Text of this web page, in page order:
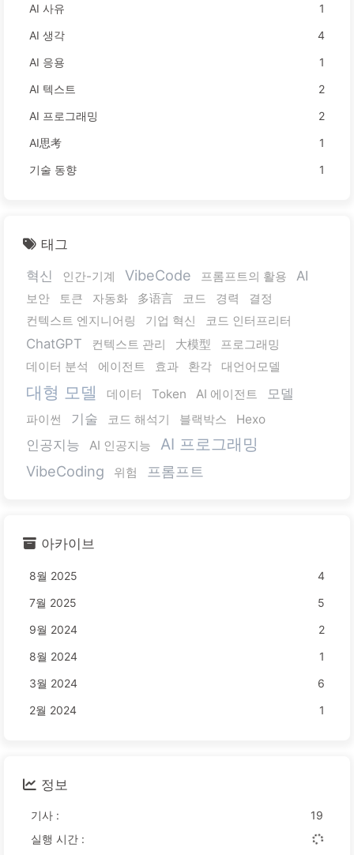
AI 사유
1
AI 생각
4
AI 응용
1
AI 텍스트
2
AI 프로그래밍
2
AI思考
1
기술 동향
1
태그
혁신
인간-기계 VibeCode 프롬프트의 활용 AI
보안 토큰 자동화 多语言 코드 경력
결정
컨텍스트 엔지니어링
기업 혁신 코드 인터프리터
ChatGPT 컨텍스트 관리 大模型
프로그래밍
데이터 분석
에이전트 효과 환각 대언어모델
대형 모델 데이터 Token AI 에이전트 모델
파이썬 기술 코드 해석기 블랙박스 Hexo
인공지능 AI 인공지능 AI 프로그래밍
VibeCoding 위험 프롬프트
아카이브
8월 2025
4
7월 2025
5
9월 2024
2
8월 2024
1
3월 2024
6
2월 2024
1
정보
기사 :
19
실행 시간 :